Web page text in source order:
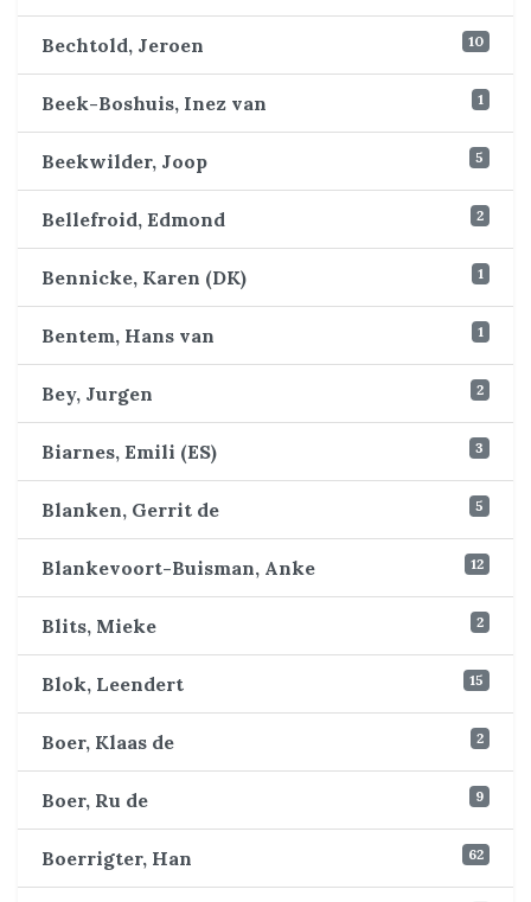
Bechtold, Jeroen 10
Beek-Boshuis, Inez van 1
Beekwilder, Joop 5
Bellefroid, Edmond 2
Bennicke, Karen (DK) 1
Bentem, Hans van 1
Bey, Jurgen 2
Biarnes, Emili (ES) 3
Blanken, Gerrit de 5
Blankevoort-Buisman, Anke 12
Blits, Mieke 2
Blok, Leendert 15
Boer, Klaas de 2
Boer, Ru de 9
Boerrigter, Han 62